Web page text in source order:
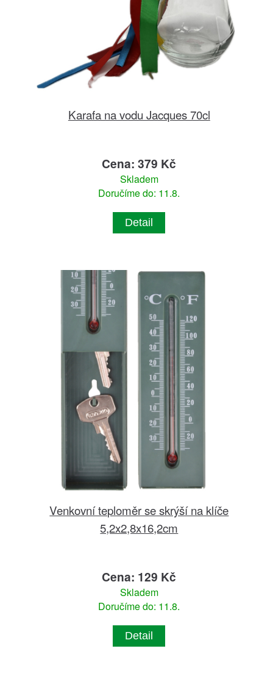
Karafa na vodu Jacques 70cl
Cena: 379 Kč
Skladem
Doručíme do: 11.8.
Detail
Venkovní teploměr se skrýší na klíče
5,2x2,8x16,2cm
Cena: 129 Kč
Skladem
Doručíme do: 11.8.
Detail